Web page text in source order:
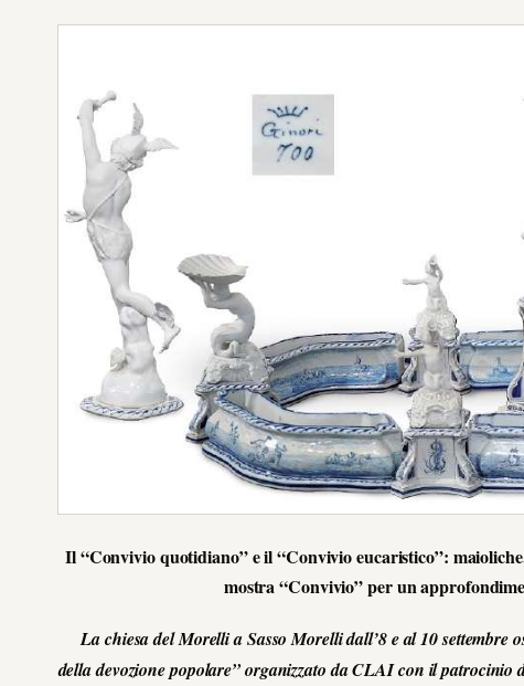
Il “Convivio quotidiano” e il “Convivio eucaristico”:
mostra “Convivio” per un
La chiesa del Morelli a Sasso Morelli dall’8 e al 10 settembre
della devozione popolare” organizzato da CLAI con il patrocinio